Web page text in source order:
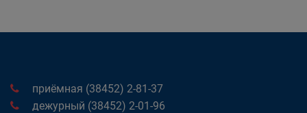
приёмная (38452) 2-81-37
дежурный (38452) 2-01-96